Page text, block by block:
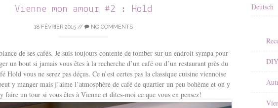
Vienne mon amour #2 : Hold
18 FÉVRIER 2015 // NO COMMENTS
de ses cafés. Je suis toujours contente de tomber sur un endroit sympa pour
un bout si jamais vous êtes à la recherche d’un café ou d’un restaurant près du
Hold vous ne serez pas déçus. Ce n’est certes pas la classique cuisine viennoise
y manger mais j’aime l’atmosphère de café de quartier un peu bohème et on y
faire un tour si vous êtes à Vienne et dites-moi ce que vous en pensez!
Deutsch
DIY